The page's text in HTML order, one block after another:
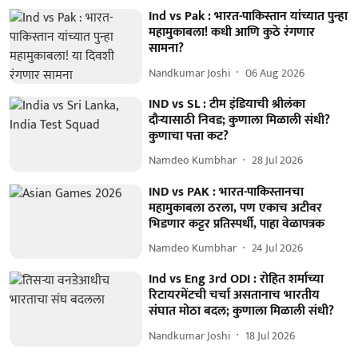
Ind vs Pak : भारत-पाकिस्तान यांच्यात पुन्हा
महामुकाबला! कधी आणि कुठे रंगणार
सामना?
Nandkumar Joshi 06 Aug 2026
IND vs SL : टीम इंडियाची श्रीलंका
दौऱ्यासाठी निवड; कुणाला मिळाली संधी?
कुणाचा पत्ता कट?
Namdeo Kumbhar 28 Jul 2026
IND vs PAK : भारत-पाकिस्तानचा
महामुकाबला ठरला, पण एकाच अटीवर
भिडणार कट्टर प्रतिस्पर्धी, पाहा वेळापत्रक
Namdeo Kumbhar 24 Jul 2026
Ind vs Eng 3rd ODI : रोहित शर्माच्या
रिटायरमेंटची चर्चा असतानाच भारतीय
संघात मोठा बदल; कुणाला मिळाली संधी?
Nandkumar Joshi 18 Jul 2026